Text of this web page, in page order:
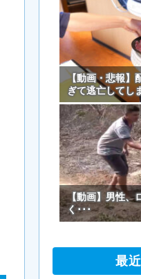
【動画・悲報】
ぎて逃亡してし
【動画】男性、
く･･･
最